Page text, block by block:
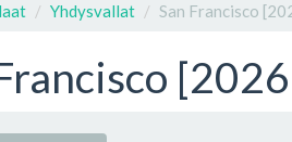
Yhdysvallat San Francisco